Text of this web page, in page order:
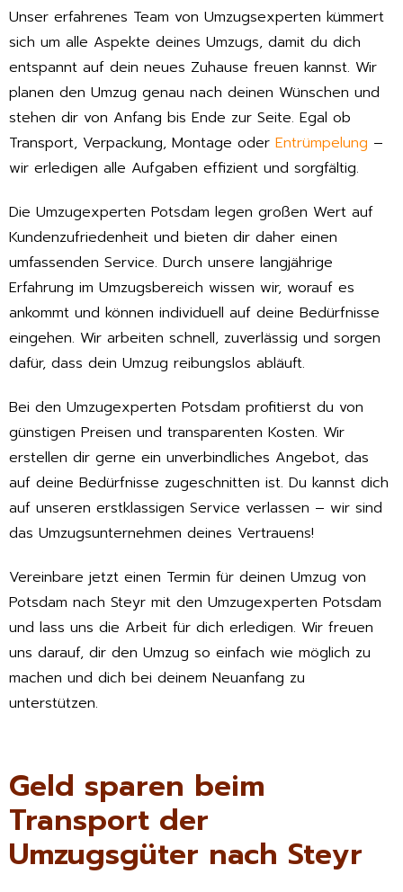
Unser erfahrenes Team von Umzugsexperten kümmert
sich um alle Aspekte deines Umzugs, damit du dich
entspannt auf dein neues Zuhause freuen kannst. Wir
planen den Umzug genau nach deinen Wünschen und
stehen dir von Anfang bis Ende zur Seite. Egal ob
Transport, Verpackung, Montage oder Entrümpelung –
wir erledigen alle Aufgaben effizient und sorgfältig.
Die Umzugexperten Potsdam legen großen Wert auf
Kundenzufriedenheit und bieten dir daher einen
umfassenden Service. Durch unsere langjährige
Erfahrung im Umzugsbereich wissen wir, worauf es
ankommt und können individuell auf deine Bedürfnisse
eingehen. Wir arbeiten schnell, zuverlässig und sorgen
dafür, dass dein Umzug reibungslos abläuft.
Bei den Umzugexperten Potsdam profitierst du von
günstigen Preisen und transparenten Kosten. Wir
erstellen dir gerne ein unverbindliches Angebot, das
auf deine Bedürfnisse zugeschnitten ist. Du kannst dich
auf unseren erstklassigen Service verlassen – wir sind
das Umzugsunternehmen deines Vertrauens!
Vereinbare jetzt einen Termin für deinen Umzug von
Potsdam nach Steyr mit den Umzugexperten Potsdam
und lass uns die Arbeit für dich erledigen. Wir freuen
uns darauf, dir den Umzug so einfach wie möglich zu
machen und dich bei deinem Neuanfang zu
unterstützen.
Geld sparen beim
Transport der
Umzugsgüter nach Steyr